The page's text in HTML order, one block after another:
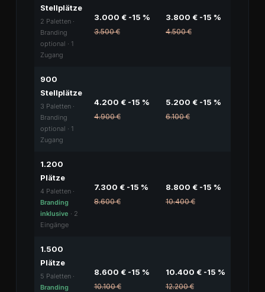
Stellplätze
2 Paletten ·
Branding
optional · 1
Zugang
3.000 € -15 %
3.500 €
3.800 € -15 %
4.500 €
900
Stellplätze
3 Paletten ·
Branding
optional · 1
Zugang
4.200 € -15 %
4.900 €
5.200 € -15 %
6.100 €
1.200
Plätze
4 Paletten ·
Branding
inklusive · 2
Eingänge
7.300 € -15 %
8.600 €
8.800 € -15 %
10.400 €
1.500
Plätze
5 Paletten ·
Branding
8.600 € -15 %
10.100 €
10.400 € -15 %
12.200 €